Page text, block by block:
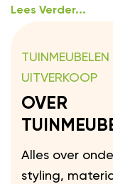
Lees Verder...
TUINMEUBELEN
UITVERKOOP
OVER
Alles over
styling,